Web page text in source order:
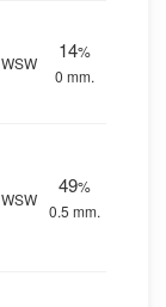
WSW
14%
0 mm.
WSW
49%
0.5 mm.